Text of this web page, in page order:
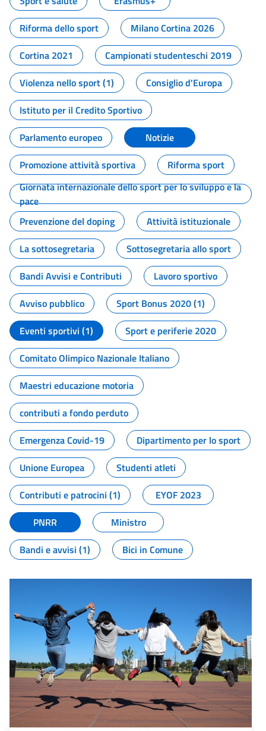
Riforma dello sport
Milano Cortina 2026
Cortina 2021
Campionati studenteschi 2019
Violenza nello sport (1)
Consiglio d'Europa
Istituto per il Credito Sportivo
Parlamento europeo
Notizie
Promozione attività sportiva
Riforma sport
Giornata internazionale dello sport per lo sviluppo e la
pace
Prevenzione del doping
Attività istituzionale
La sottosegretaria
Sottosegretaria allo sport
Bandi Avvisi e Contributi
Lavoro sportivo
Avviso pubblico
Sport Bonus 2020 (1)
Eventi sportivi (1)
Sport e periferie 2020
Comitato Olimpico Nazionale Italiano
Maestri educazione motoria
contributi a fondo perduto
Emergenza Covid-19
Dipartimento per lo sport
Unione Europea
Studenti atleti
Contributi e patrocini (1)
EYOF 2023
PNRR
Ministro
Bandi e avvisi (1)
Bici in Comune